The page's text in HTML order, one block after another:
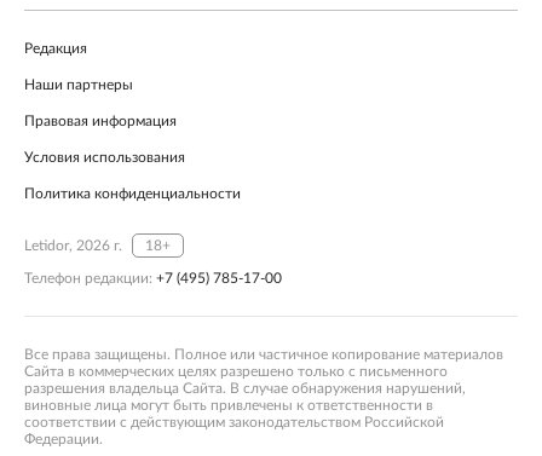
Редакция
Наши партнеры
Правовая информация
Условия использования
Политика конфиденциальности
Letidor, 2026 г. 18+
Телефон редакции: +7 (495) 785-17-00
Все права защищены. Полное или частичное копирование материалов
Сайта в коммерческих целях разрешено только с письменного
разрешения владельца Сайта. В случае обнаружения нарушений,
виновные лица могут быть привлечены к ответственности в
соответствии с действующим законодательством Российской
Федерации.